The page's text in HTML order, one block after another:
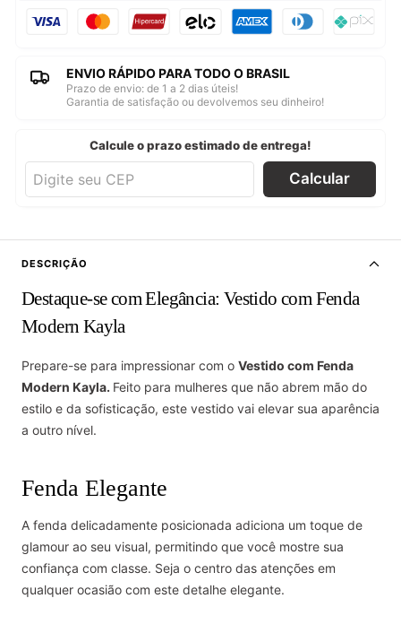
ENVIO RÁPIDO PARA TODO O BRASIL
Prazo de envio: de 1 a 2 dias úteis!
Garantia de satisfação ou devolvemos seu dinheiro!
Calcule o prazo estimado de entrega!
Calcular
DESCRIÇÃO
Destaque-se com Elegância: Vestido com Fenda
Modern Kayla
Prepare-se para impressionar com o Vestido com Fenda
Modern Kayla. Feito para mulheres que não abrem mão do
estilo e da sofisticação, este vestido vai elevar sua aparência
a outro nível.
Fenda Elegante
A fenda delicadamente posicionada adiciona um toque de
glamour ao seu visual, permitindo que você mostre sua
confiança com classe. Seja o centro das atenções em
qualquer ocasião com este detalhe elegante.